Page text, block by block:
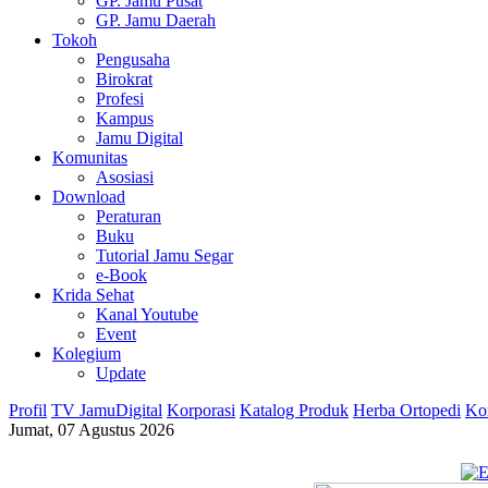
GP. Jamu Daerah
Tokoh
Pengusaha
Birokrat
Profesi
Kampus
Jamu Digital
Komunitas
Asosiasi
Download
Peraturan
Buku
Tutorial Jamu Segar
e-Book
Krida Sehat
Kanal Youtube
Event
Kolegium
Update
Profil TV JamuDigital Korporasi Katalog Produk Herba Ortopedi
Jumat, 07 Agustus 2026